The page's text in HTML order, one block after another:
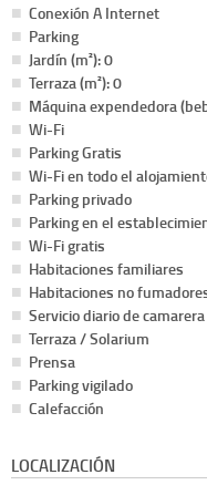
Conexión A Internet
Parking
Jardín (m²): 0
Terraza (m²): 0
Máquina expendedora
Wi-Fi
Parking Gratis
Wi-Fi en todo el
Parking privado
Parking en el
Wi-Fi gratis
Habitaciones familiares
Habitaciones no
Servicio diario de
Terraza / Solarium
Prensa
Parking vigilado
Calefacción
LOCALIZACIÓN